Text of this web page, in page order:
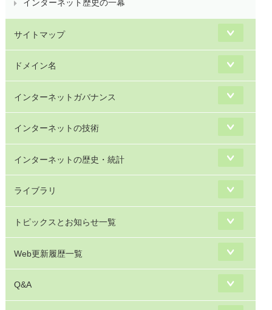
インターネット歴史の一幕
サイトマップ
ドメイン名
インターネットガバナンス
インターネットの技術
インターネットの歴史・統計
ライブラリ
トピックスとお知らせ一覧
Web更新履歴一覧
Q&A